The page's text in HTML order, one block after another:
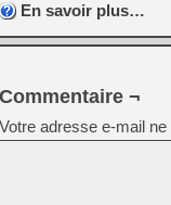
En savoir plus…
Commentaire ¬
Votre adresse e-mail